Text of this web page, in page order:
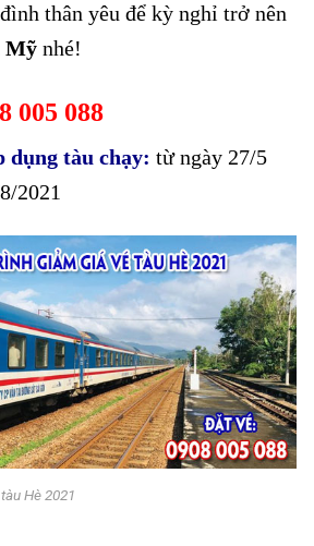
thân yêu để kỳ nghỉ trở nên
Mỹ nhé!
005 088
dụng tàu chạy: từ ngày 27/5
2021
Hè 2021